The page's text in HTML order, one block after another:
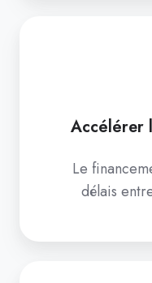
Accélérer
Le
délais